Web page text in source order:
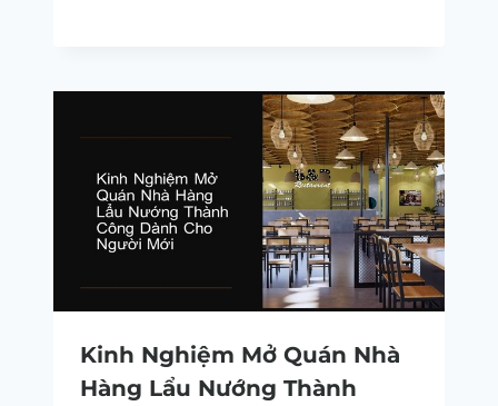
Kinh Nghiệm Mở Quán Nhà
Hàng Lẩu Nướng Thành